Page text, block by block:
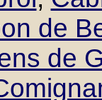
de
de